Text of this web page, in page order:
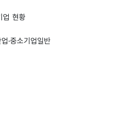
업 현황
·중소기업일반